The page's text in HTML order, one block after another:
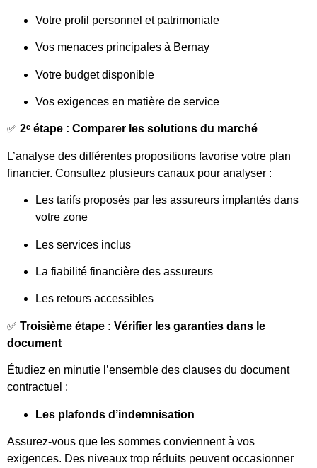
Votre profil personnel et patrimoniale
Vos menaces principales à Bernay
Votre budget disponible
Vos exigences en matière de service
✅ 2ᵉ étape : Comparer les solutions du marché
L’analyse des différentes propositions favorise votre plan
financier. Consultez plusieurs canaux pour analyser :
Les tarifs proposés par les assureurs implantés dans
votre zone
Les services inclus
La fiabilité financière des assureurs
Les retours accessibles
✅ Troisième étape : Vérifier les garanties dans le
document
Étudiez en minutie l’ensemble des clauses du document
contractuel :
Les plafonds d’indemnisation
Assurez-vous que les sommes conviennent à vos
exigences. Des niveaux trop réduits peuvent occasionner